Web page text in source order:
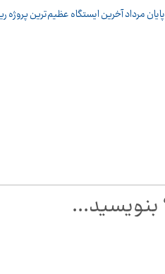
پایان مرداد آخرین ایستگاه عظیم‌ترین پروژه